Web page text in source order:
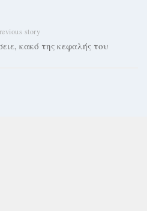
story
κακό της κεφαλής του